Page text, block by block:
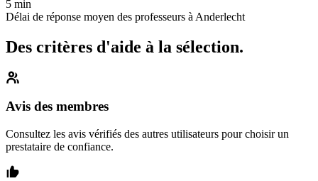
5 min
Délai de réponse moyen des professeurs à Anderlecht
Des critères d'aide à la sélection.
Avis des membres
Consultez les avis vérifiés des autres utilisateurs pour choisir un
prestataire de confiance.